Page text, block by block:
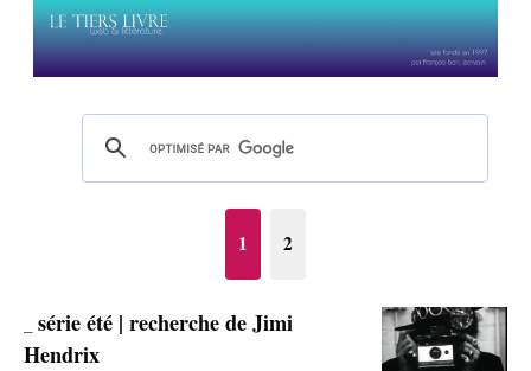
1 2
série été | recherche de Jimi
Hendrix